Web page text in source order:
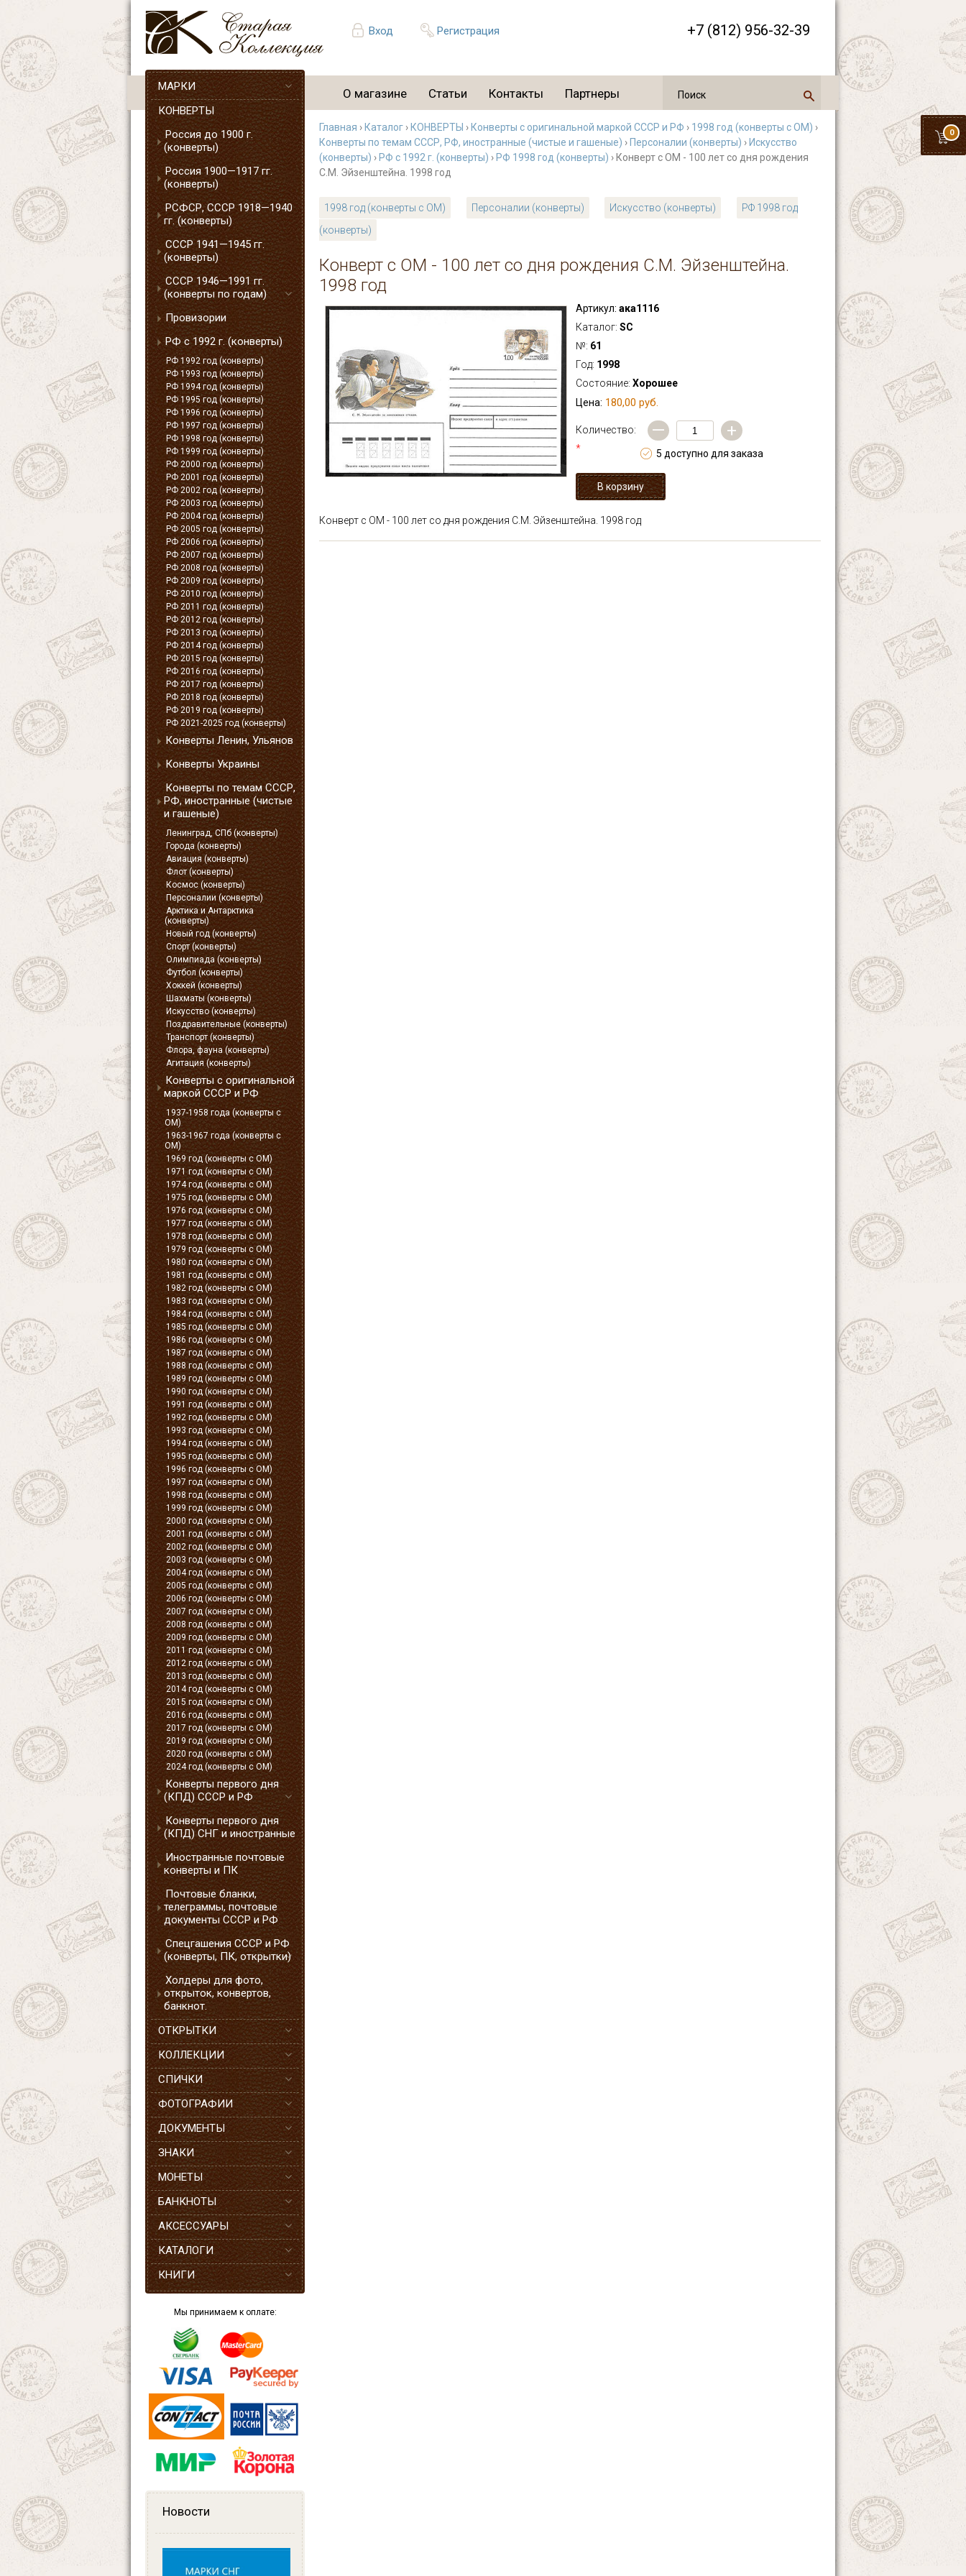
Вход Регистрация +7 (812) 956-32-39
0
О магазине Статьи Контакты Партнеры
МАРКИ
КОНВЕРТЫ
Россия до 1900 г.
(конверты)
Россия 1900—1917 гг.
(конверты)
РСФСР, СССР 1918—1940
гг. (конверты)
СССР 1941—1945 гг.
(конверты)
СССР 1946—1991 гг.
(конверты по годам)
Провизории
РФ с 1992 г. (конверты)
РФ 1992 год (конверты)
РФ 1993 год (конверты)
РФ 1994 год (конверты)
РФ 1995 год (конверты)
РФ 1996 год (конверты)
РФ 1997 год (конверты)
РФ 1998 год (конверты)
РФ 1999 год (конверты)
РФ 2000 год (конверты)
РФ 2001 год (конверты)
РФ 2002 год (конверты)
РФ 2003 год (конверты)
РФ 2004 год (конверты)
РФ 2005 год (конверты)
РФ 2006 год (конверты)
РФ 2007 год (конверты)
РФ 2008 год (конверты)
РФ 2009 год (конверты)
РФ 2010 год (конверты)
РФ 2011 год (конверты)
РФ 2012 год (конверты)
РФ 2013 год (конверты)
РФ 2014 год (конверты)
РФ 2015 год (конверты)
РФ 2016 год (конверты)
РФ 2017 год (конверты)
РФ 2018 год (конверты)
РФ 2019 год (конверты)
РФ 2021-2025 год (конверты)
Конверты Ленин, Ульянов
Конверты Украины
Конверты по темам СССР,
РФ, иностранные (чистые
и гашеные)
Ленинград, СПб (конверты)
Города (конверты)
Авиация (конверты)
Флот (конверты)
Космос (конверты)
Персоналии (конверты)
Арктика и Антарктика
(конверты)
Новый год (конверты)
Спорт (конверты)
Олимпиада (конверты)
Футбол (конверты)
Хоккей (конверты)
Шахматы (конверты)
Искусство (конверты)
Поздравительные (конверты)
Транспорт (конверты)
Флора, фауна (конверты)
Агитация (конверты)
Конверты с оригинальной
маркой СССР и РФ
1937-1958 года (конверты с
ОМ)
1963-1967 года (конверты с
ОМ)
1969 год (конверты с ОМ)
1971 год (конверты с ОМ)
1974 год (конверты с ОМ)
1975 год (конверты с ОМ)
1976 год (конверты с ОМ)
1977 год (конверты с ОМ)
1978 год (конверты с ОМ)
1979 год (конверты с ОМ)
1980 год (конверты с ОМ)
1981 год (конверты с ОМ)
1982 год (конверты с ОМ)
1983 год (конверты с ОМ)
1984 год (конверты с ОМ)
1985 год (конверты с ОМ)
1986 год (конверты с ОМ)
1987 год (конверты с ОМ)
1988 год (конверты с ОМ)
1989 год (конверты с ОМ)
1990 год (конверты с ОМ)
1991 год (конверты с ОМ)
1992 год (конверты с ОМ)
1993 год (конверты с ОМ)
1994 год (конверты с ОМ)
1995 год (конверты с ОМ)
1996 год (конверты с ОМ)
1997 год (конверты с ОМ)
1998 год (конверты с ОМ)
1999 год (конверты с ОМ)
2000 год (конверты с ОМ)
2001 год (конверты с ОМ)
2002 год (конверты с ОМ)
2003 год (конверты с ОМ)
2004 год (конверты с ОМ)
2005 год (конверты с ОМ)
2006 год (конверты с ОМ)
2007 год (конверты с ОМ)
2008 год (конверты с ОМ)
2009 год (конверты с ОМ)
2011 год (конверты с ОМ)
2012 год (конверты с ОМ)
2013 год (конверты с ОМ)
2014 год (конверты с ОМ)
2015 год (конверты с ОМ)
2016 год (конверты с ОМ)
2017 год (конверты с ОМ)
2019 год (конверты с ОМ)
2020 год (конверты с ОМ)
2024 год (конверты с ОМ)
Конверты первого дня
(КПД) СССР и РФ
Конверты первого дня
(КПД) СНГ и иностранные
Иностранные почтовые
конверты и ПК
Почтовые бланки,
телеграммы, почтовые
документы СССР и РФ
Спецгашения СССР и РФ
(конверты, ПК, открытки)
Холдеры для фото,
открыток, конвертов,
банкнот.
ОТКРЫТКИ
КОЛЛЕКЦИИ
СПИЧКИ
ФОТОГРАФИИ
ДОКУМЕНТЫ
ЗНАКИ
МОНЕТЫ
БАНКНОТЫ
АКСЕССУАРЫ
КАТАЛОГИ
КНИГИ
Мы принимаем к оплате:
Новости
Главная › Каталог › КОНВЕРТЫ › Конверты с оригинальной маркой СССР и РФ › 1998 год (конверты с ОМ) ›
Конверты по темам СССР, РФ, иностранные (чистые и гашеные) › Персоналии (конверты) › Искусство
(конверты) › РФ с 1992 г. (конверты) › РФ 1998 год (конверты) › Конверт с ОМ - 100 лет со дня рождения
С.М. Эйзенштейна. 1998 год
1998 год (конверты с ОМ) Персоналии (конверты) Искусство (конверты)
РФ 1998 год
(конверты)
Конверт с ОМ - 100 лет со дня рождения С.М. Эйзенштейна.
1998 год
Артикул: ака1116
Каталог: SC
№: 61
Год: 1998
Состояние: Хорошее
Цена: 180,00 руб.
Количество:
*
— +
5 доступно для заказа
Конверт с ОМ - 100 лет со дня рождения С.М. Эйзенштейна. 1998 год